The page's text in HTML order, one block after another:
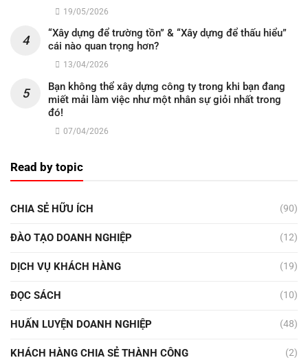
19/05/2026
“Xây dựng để trường tồn” & “Xây dựng để thấu hiểu”
cái nào quan trọng hơn?
13/04/2026
Bạn không thể xây dựng công ty trong khi bạn đang
miết mải làm việc như một nhân sự giỏi nhất trong
đó!
07/04/2026
Read by topic
CHIA SẺ HỮU ÍCH (90)
ĐÀO TẠO DOANH NGHIỆP (12)
DỊCH VỤ KHÁCH HÀNG (19)
ĐỌC SÁCH (10)
HUẤN LUYỆN DOANH NGHIỆP (48)
KHÁCH HÀNG CHIA SẺ THÀNH CÔNG (2)